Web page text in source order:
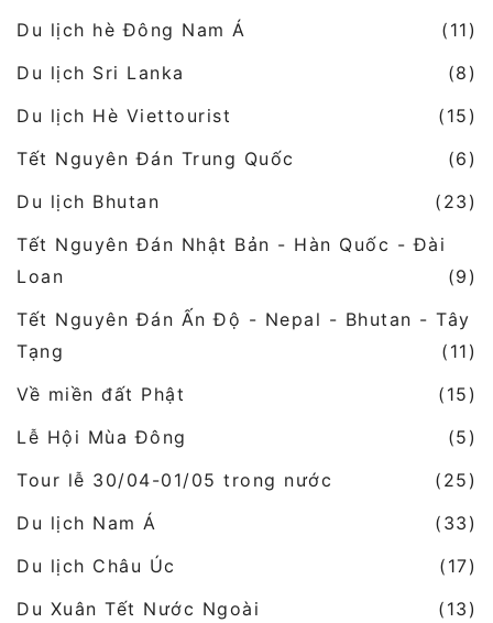
Du lịch hè Đông Nam Á
(11)
Du lịch Sri Lanka
(8)
Du lịch Hè Viettourist
(15)
Tết Nguyên Đán Trung Quốc
(6)
Du lịch Bhutan
(23)
Tết Nguyên Đán Nhật Bản - Hàn Quốc - Đài
Loan
(9)
Tết Nguyên Đán Ấn Độ - Nepal - Bhutan - Tây
Tạng
(11)
Về miền đất Phật
(15)
Lễ Hội Mùa Đông
(5)
Tour lễ 30/04-01/05 trong nước
(25)
Du lịch Nam Á
(33)
Du lịch Châu Úc
(17)
Du Xuân Tết Nước Ngoài
(13)